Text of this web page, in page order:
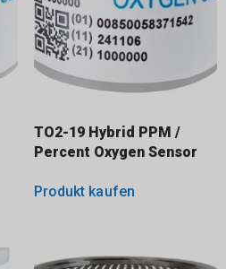
TO2-19 Hybrid PPM /
Percent Oxygen Sensor
Produkt kaufen